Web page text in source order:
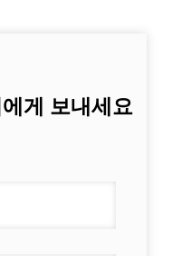
게 보내세요